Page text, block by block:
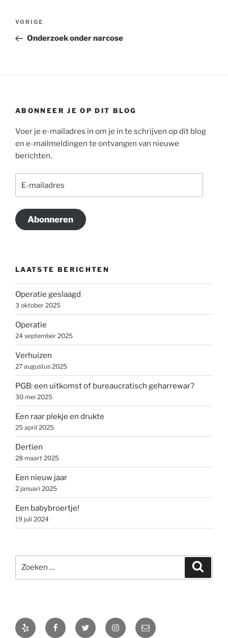
Bericht
Vorig
bericht
VORIGE
Onderzoek onder narcose
ABONNEER JE OP DIT BLOG
Voer je e-mailadres in om je in te schrijven op dit blog
en e-mailmeldingen te ontvangen van nieuwe
berichten.
Abonneren
LAATSTE BERICHTEN
Operatie geslaagd
3 oktober 2025
Operatie
24 september 2025
Verhuizen
27 augustus 2025
PGB: een uitkomst of bureaucratisch geharrewar?
30 mei 2025
Een raar plekje en drukte
25 april 2025
Dertien
28 maart 2025
Een nieuw jaar
2 januari 2025
Een babybroertje!
19 juli 2024
naar:
Yelp FacebookTwitter Instagram
E-